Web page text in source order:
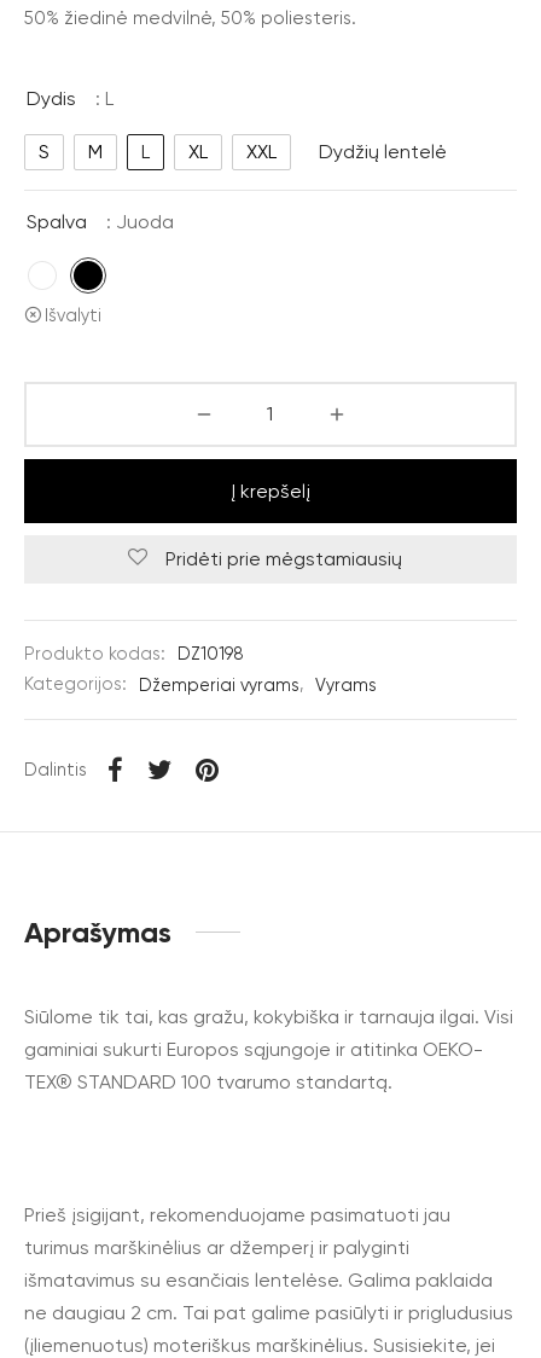
50% žiedinė medvilnė, 50% poliesteris.
Dydis : L
S M L XL XXL Dydžių lentelė
Spalva : Juoda
Išvalyti
Į krepšelį
Pridėti prie mėgstamiausių
Produkto kodas:
DZ10198
Kategorijos:
Džemperiai vyrams, Vyrams
Dalintis
Aprašymas
Siūlome tik tai, kas gražu, kokybiška ir tarnauja ilgai. Visi
gaminiai sukurti Europos sąjungoje ir atitinka OEKO-
TEX® STANDARD 100 tvarumo standartą.
Prieš įsigijant, rekomenduojame pasimatuoti jau
turimus marškinėlius ar džemperį ir palyginti
išmatavimus su esančiais lentelėse. Galima paklaida
ne daugiau 2 cm. Tai pat galime pasiūlyti ir prigludusius
(įliemenuotus) moteriškus marškinėlius. Susisiekite, jei